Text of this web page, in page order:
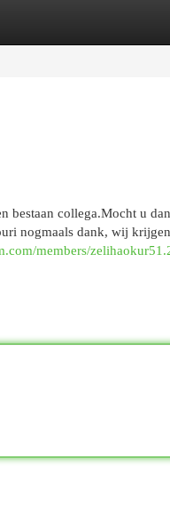
bestaan collega.Mocht u
nogmaals dank, wij
members/